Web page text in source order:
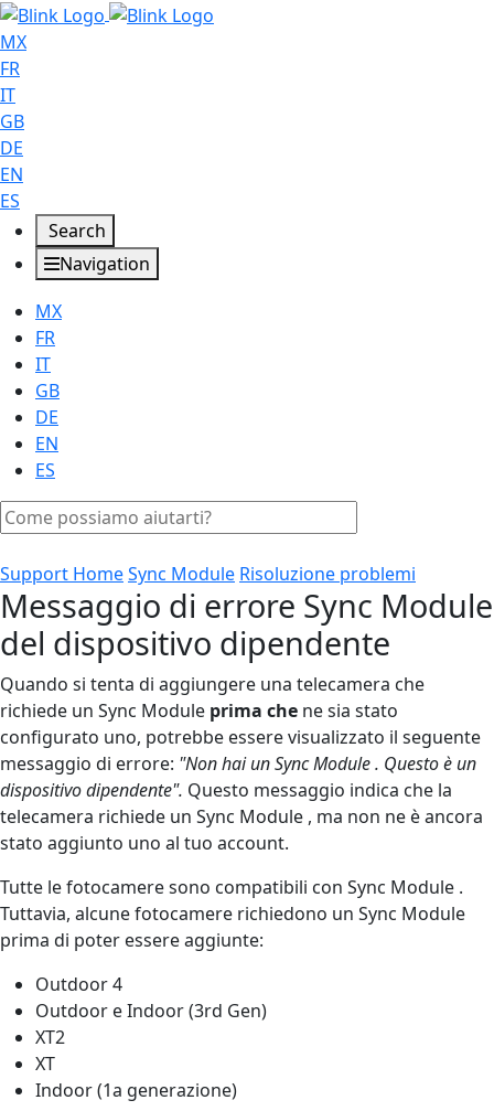
MX
FR
IT
GB
DE
EN
ES
Search
Navigation
MX
FR
IT
GB
DE
EN
ES
Support HomeSync Module Risoluzione problemi
Messaggio di errore Sync Module
del dispositivo dipendente
Quando si tenta di aggiungere una telecamera che
richiede un Sync Module prima che ne sia stato
configurato uno, potrebbe essere visualizzato il seguente
messaggio di errore: "Non hai un Sync Module . Questo è un
dispositivo dipendente". Questo messaggio indica che la
telecamera richiede un Sync Module , ma non ne è ancora
stato aggiunto uno al tuo account.
Tutte le fotocamere sono compatibili con Sync Module .
Tuttavia, alcune fotocamere richiedono un Sync Module
prima di poter essere aggiunte:
Outdoor 4
Outdoor e Indoor (3rd Gen)
XT2
XT
Indoor (1a generazione)